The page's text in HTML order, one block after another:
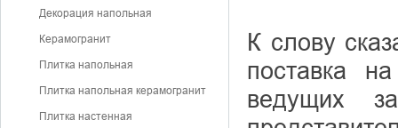
Декорация напольная
Керамогранит
Плитка напольная
Плитка напольная керамогранит
Плитка настенная
К слову
поставка
ведущих